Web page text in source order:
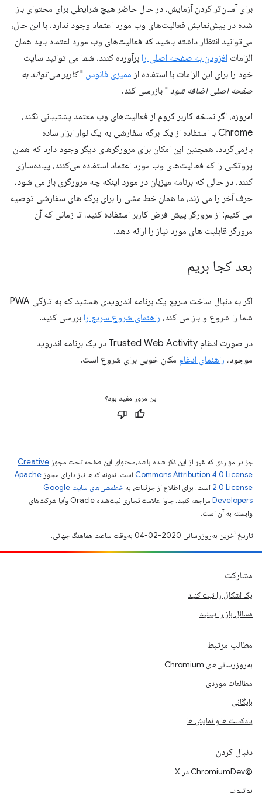
برای آسان‌تر کردن آزمایش، در حال حاضر هیچ شرایطی برای محتوای باز
شده در پیش‌نمایش فعالیت‌های وب مورد اعتماد وجود ندارد. با این حال،
می‌توانید انتظار داشته باشید که فعالیت‌های وب مورد اعتماد باید همان
الزامات افزودن به صفحه اصلی را برآورده کنند. شما می توانید سایت
خود را برای این الزامات با استفاده از ممیزی فانوس "کاربر می تواند به
صفحه اصلی اضافه شود " بازرسی کند.
امروزه، اگر نسخه کاربر کروم از فعالیت‌های وب معتمد پشتیبانی نکند،
Chrome با استفاده از یک برگه سفارشی به یک نوار ابزار ساده
بازمی‌گردد. همچنین این امکان برای مرورگرهای دیگر وجود دارد که همان
پروتکلی را که فعالیت‌های وب مورد اعتماد استفاده می‌کنند، پیاده‌سازی
کنند. در حالی که برنامه میزبان در مورد اینکه چه مرورگری باز می شود،
حرف آخر را می زند، ما همان خط مشی را برای برگه های سفارشی توصیه
می کنیم: از مرورگر پیش فرض کاربر استفاده کنید، تا زمانی که آن
مرورگر قابلیت های مورد نیاز را ارائه دهد.
بعد کجا بریم
اگر به دنبال ساخت سریع یک برنامه اندرویدی هستید که به تازگی PWA
شما را شروع و باز می کند، راهنمای شروع سریع را بررسی کنید.
در صورت ادغام Trusted Web Activity در یک برنامه اندروید
موجود، راهنمای ادغام مکان خوبی برای شروع است.
این مرور مفید بود؟
جز در مواردی که غیر از این ذکر شده باشد،‌محتوای این صفحه تحت مجوز Creative
Commons Attribution 4.0 License است. نمونه کدها نیز دارای مجوز Apache
2.0 License است. برای اطلاع از جزئیات، به
خطمشی‌های سایت Google
Developers‏
مراجعه کنید. جاوا علامت تجاری ثبت‌شده Oracle و/یا شرکت‌های
وابسته به آن است.
تاریخ آخرین به‌روزرسانی 2020-02-04 به‌وقت ساعت هماهنگ جهانی.
مشارکت
یک اشکال را ثبت کنید
مسائل باز را ببینید
مطالب مرتبط
به‌روزرسانی‌های Chromium
مطالعات موردی
بایگانی
پادکست ها و نمایش ها
دنبال کردن
@ChromiumDev در X
یوتیوب